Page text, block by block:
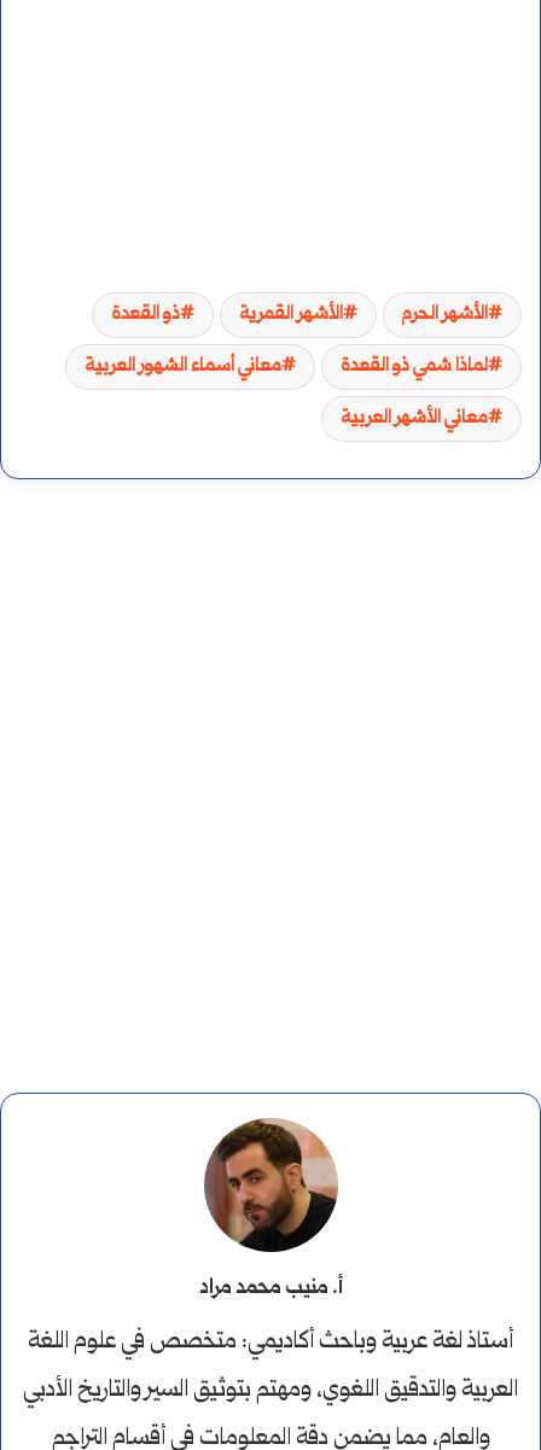
الأشهر الحرم الأشهر القمرية
ذو القعدة
لماذا شمي ذو القعدة
معاني أسماء الشهور العربية
معاني الأشهر العربية
أ. منيب محمد مراد
أستاذ لغة عربية وباحث أكاديمي: متخصص في علوم اللغة
العربية والتدقيق اللغوي، ومهتم بتوثيق السير والتاريخ الأدبي
والعام، مما يضمن دقة المعلومات في أقسام التراجم